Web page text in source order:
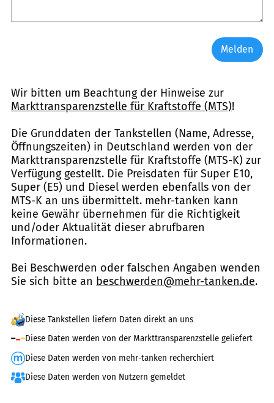
Melden
Wir bitten um Beachtung der Hinweise zur
Markttransparenzstelle für Kraftstoffe (MTS)!
Die Grunddaten der Tankstellen (Name, Adresse,
Öffnungszeiten) in Deutschland werden von der
Markttransparenzstelle für Kraftstoffe (MTS-K) zur
Verfügung gestellt. Die Preisdaten für Super E10,
Super (E5) und Diesel werden ebenfalls von der
MTS-K an uns übermittelt. mehr-tanken kann
keine Gewähr übernehmen für die Richtigkeit
und/oder Aktualität dieser abrufbaren
Informationen.
Bei Beschwerden oder falschen Angaben wenden
Sie sich bitte an beschwerden@mehr-tanken.de.
Diese Tankstellen liefern Daten direkt an uns
Diese Daten werden von der Markttransparenzstelle geliefert
Diese Daten werden von mehr-tanken recherchiert
Diese Daten werden von Nutzern gemeldet